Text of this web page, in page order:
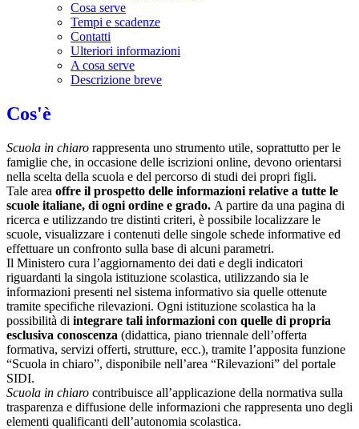
Cosa serve
Tempi e scadenze
Contatti
Ulteriori informazioni
A cosa serve
Descrizione breve
Cos'è
Scuola in chiaro rappresenta uno strumento utile, soprattutto per le
famiglie che, in occasione delle iscrizioni online, devono orientarsi
nella scelta della scuola e del percorso di studi dei propri figli.
Tale area offre il prospetto delle informazioni relative a tutte le
scuole italiane, di ogni ordine e grado. A partire da una pagina di
ricerca e utilizzando tre distinti criteri, è possibile localizzare le
scuole, visualizzare i contenuti delle singole schede informative ed
effettuare un confronto sulla base di alcuni parametri.
Il Ministero cura l’aggiornamento dei dati e degli indicatori
riguardanti la singola istituzione scolastica, utilizzando sia le
informazioni presenti nel sistema informativo sia quelle ottenute
tramite specifiche rilevazioni. Ogni istituzione scolastica ha la
possibilità di integrare tali informazioni con quelle di propria
esclusiva conoscenza (didattica, piano triennale dell’offerta
formativa, servizi offerti, strutture, ecc.), tramite l’apposita funzione
“Scuola in chiaro”, disponibile nell’area “Rilevazioni” del portale
SIDI.
Scuola in chiaro contribuisce all’applicazione della normativa sulla
trasparenza e diffusione delle informazioni che rappresenta uno degli
elementi qualificanti dell’autonomia scolastica.